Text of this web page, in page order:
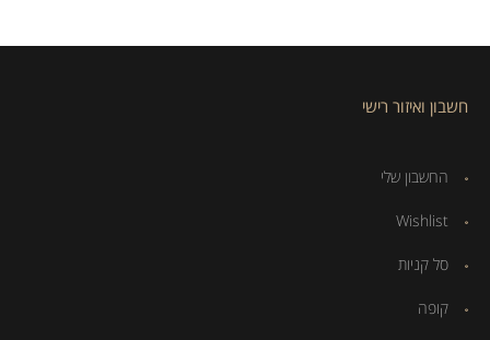
חשבון ואיזור רישי
החשבון שלי
Wishlist
סל קניות
קופה